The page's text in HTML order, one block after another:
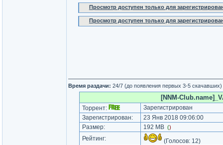
Просмотр доступен только для
Просмотр доступен только для
Время раздачи: 24/7 (до появления первых 3-5 скачавших)
[NNM-
Торрент:
Зарегистрирован
Зарегистрирован:
23 Янв 2018 09:06:00
Размер:
192 MB ()
Рейтинг: (Голосов: 12)